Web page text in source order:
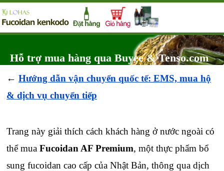
Hỗ trợ mua hàng qua Buyee & Tenso.com
← Hướng dẫn vận chuyển quốc tế: EMS, mua hộ
& dịch vụ chuyển tiếp
Trang này giải thích cách khách hàng ở nước ngoài có
thể mua Fucoidan AF Premium, một thực phẩm bổ
sung fucoidan cao cấp của Nhật Bản, thông qua dịch